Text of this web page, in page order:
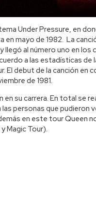
Under Pressure, en
mayo de 1982. La
llegó al número uno en los
a las estadísticas de
El debut de la canción en
de 1981.
su carrera. En total se
personas que pudieron
en este tour Queen
Magic Tour).